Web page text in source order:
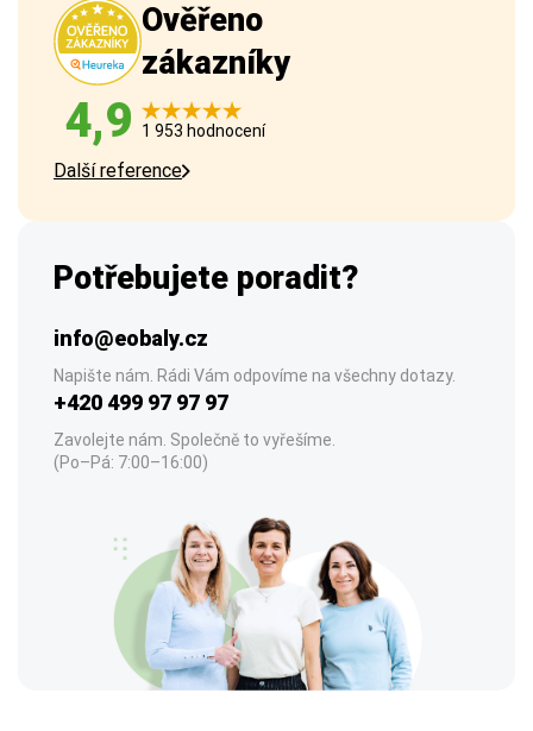
Ověřeno
zákazníky
4,9 1 953 hodnocení
Další reference
Potřebujete poradit?
info@eobaly.cz
Napište nám. Rádi Vám odpovíme na všechny dotazy.
+420 499 97 97 97
Zavolejte nám. Společně to vyřešíme.
(Po–Pá: 7:00–16:00)